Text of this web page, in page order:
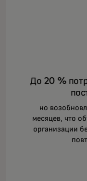
До 20 %
но
месяцев, что
организации